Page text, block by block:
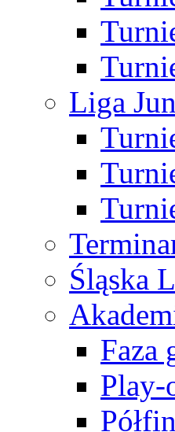
Liga
Śląska
Faza
Play-